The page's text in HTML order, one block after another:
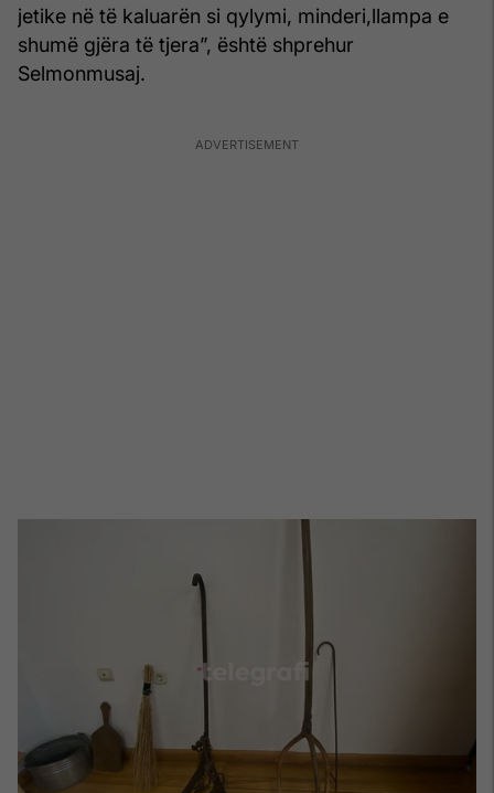
jetike në të kaluarën si qylymi, minderi,llampa e
shumë gjëra të tjera”, është shprehur
Selmonmusaj.